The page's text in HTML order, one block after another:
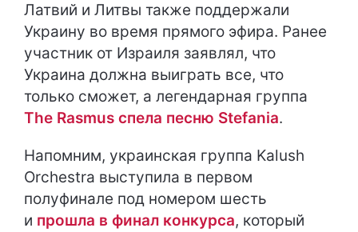
Латвий и Литвы также поддержали
Украину во время прямого эфира. Ранее
участник от Израиля заявлял, что
Украина должна выиграть все, что
только сможет, а легендарная группа
The Rasmus спела песню Stefania.
Напомним, украинская группа Kalush
Orchestra выступила в первом
полуфинале под номером шесть
и прошла в финал конкурса, который